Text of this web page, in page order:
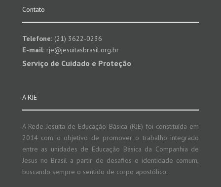
Contato
Telefone:(21) 3622-0236
E-mail:rje@jesuitasbrasil.org.br
Serviço de Cuidado e Proteção
A RJE
A Rede Jesuíta de Educação Básica (RJE) foi constituída em
2014 com o objetivo de promover o trabalho integrado
entre as unidades de Educação Básica da Companhia de
Jesus no Brasil a partir de desafios e identidade comum,
buscando sempre o sentido de corpo apostólico.